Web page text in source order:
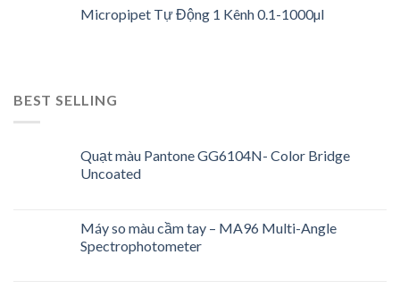
Micropipet Tự Động 1 Kênh 0.1-1000µl
BEST SELLING
Quạt màu Pantone GG6104N- Color Bridge
Uncoated
Máy so màu cầm tay – MA96 Multi-Angle
Spectrophotometer